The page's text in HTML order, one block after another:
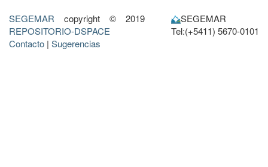
SEGEMAR copyright © 2019
REPOSITORIO-DSPACE
Contacto | Sugerencias
SEGEMAR
Tel:(+5411) 5670-0101